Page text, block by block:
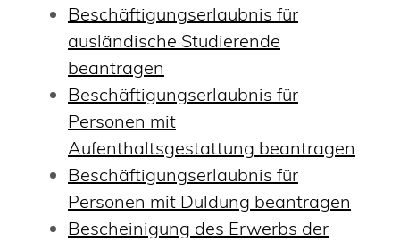
Beschäftigungserlaubnis für
ausländische Studierende
beantragen
Beschäftigungserlaubnis für
Personen mit
Aufenthaltsgestattung beantragen
Beschäftigungserlaubnis für
Personen mit Duldung beantragen
Bescheinigung des Erwerbs der